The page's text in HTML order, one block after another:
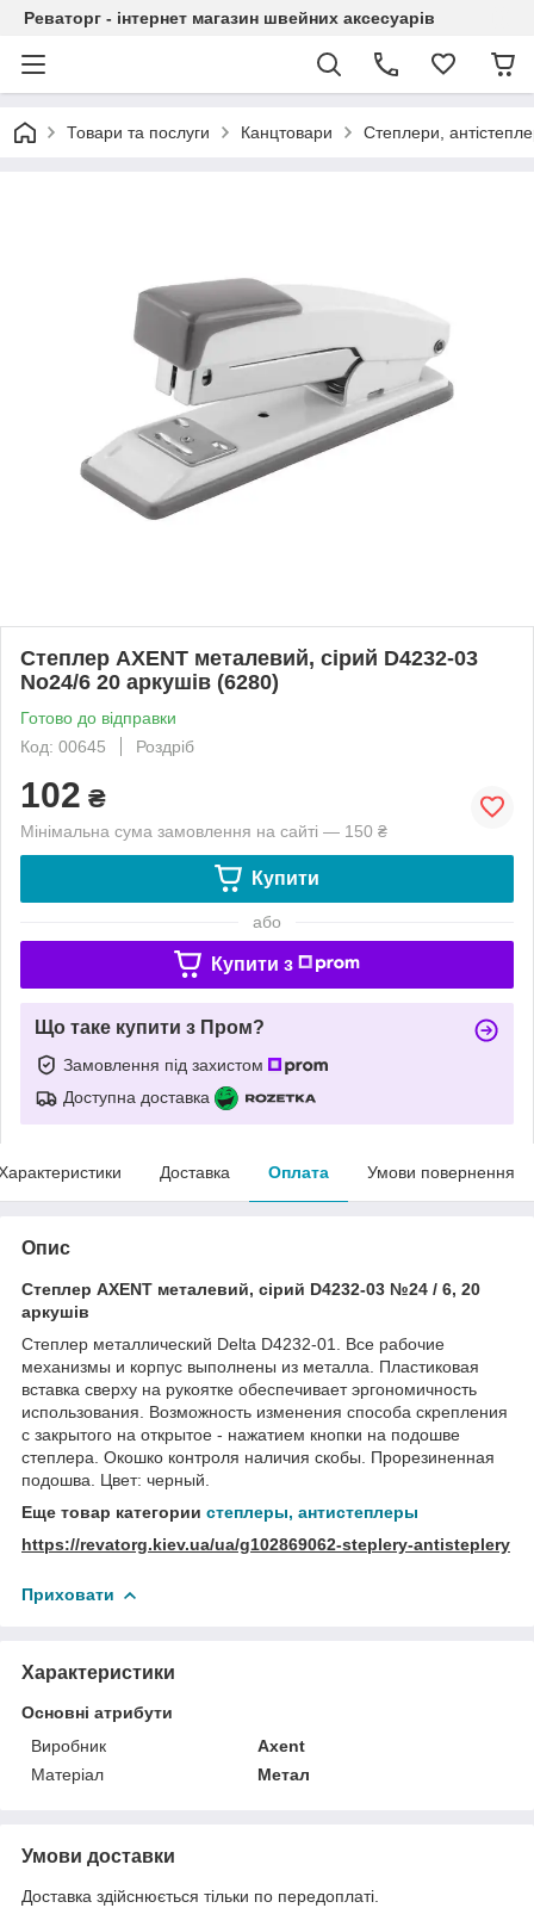
Реваторг - інтернет магазин швейних аксесуарів
Товари та послуги Канцтовари Степлери,
Степлер AXENT металевий, сірий D4232-03
No24/6 20 аркушів (6280)
Готово до відправки
Код: 00645
Роздріб
102 ₴
Мінімальна сума замовлення на сайті — 150 ₴
Купити
або
Купити з
Що таке купити з Пром?
Замовлення під захистом
Доступна доставка
Доставка Оплата Умови повернення
Опис
Степлер AXENT металевий, сірий D4232-03 №24 / 6, 20
аркушів
Степлер металлический Delta D4232-01. Все рабочие
механизмы и корпус выполнены из металла. Пластиковая
вставка сверху на рукоятке обеспечивает эргономичность
использования. Возможность изменения способа скрепления
с закрытого на открытое - нажатием кнопки на подошве
степлера. Окошко контроля наличия скобы. Прорезиненная
подошва. Цвет: черный.
Еще товар категории степлеры, антистеплеры
https://revatorg.kiev.ua/ua/g102869062-steplery-antisteplery
Приховати
Характеристики
Основні атрибути
Виробник
Axent
Матеріал
Метал
Умови доставки
Доставка здійснюється тільки по передоплаті.